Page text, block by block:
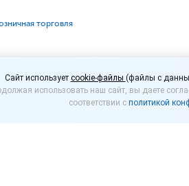
торговля
Cайт использует cookie-файлы (файлы с
использовать наш сайт, вы даете
соответствии с политикой